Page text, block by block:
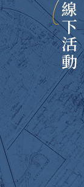
線下活動